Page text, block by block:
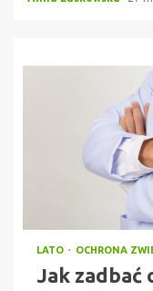
LATO OCHRONA
Jak zadbać